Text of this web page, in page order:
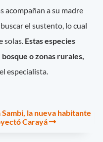
acompañan a su madre
el sustento, lo cual
solas. Estas especies
o zonas rurales,
especialista.
la nueva habitante
Carayá